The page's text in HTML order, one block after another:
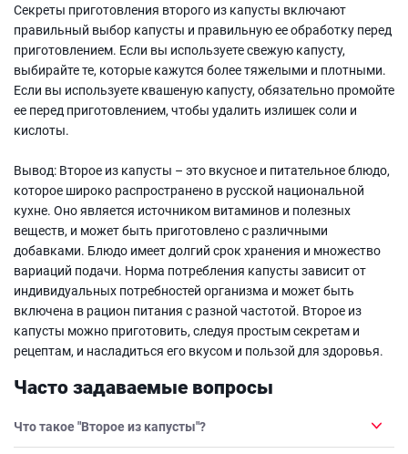
Секреты приготовления второго из капусты включают
правильный выбор капусты и правильную ее обработку перед
приготовлением. Если вы используете свежую капусту,
выбирайте те, которые кажутся более тяжелыми и плотными.
Если вы используете квашеную капусту, обязательно промойте
ее перед приготовлением, чтобы удалить излишек соли и
кислоты.
Вывод: Второе из капусты – это вкусное и питательное блюдо,
которое широко распространено в русской национальной
кухне. Оно является источником витаминов и полезных
веществ, и может быть приготовлено с различными
добавками. Блюдо имеет долгий срок хранения и множество
вариаций подачи. Норма потребления капусты зависит от
индивидуальных потребностей организма и может быть
включена в рацион питания с разной частотой. Второе из
капусты можно приготовить, следуя простым секретам и
рецептам, и насладиться его вкусом и пользой для здоровья.
Часто задаваемые вопросы
Что такое "Второе из капусты"?